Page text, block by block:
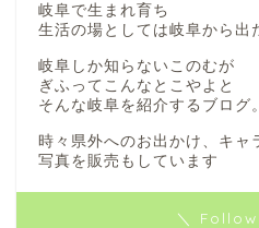
岐阜で生まれ育ち
生活の場としては岐阜から出
岐阜しか知らないこのむが
ぎふってこんなとこやよと
そんな岐阜を紹介するブログ。
時々県外へのお出かけ、キャ
写真を販売もしています
＼